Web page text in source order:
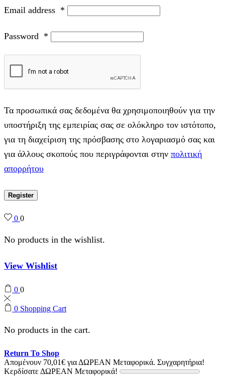
Email address *
Password *
Τα προσωπικά σας δεδομένα θα χρησιμοποιηθούν για την
υποστήριξη της εμπειρίας σας σε ολόκληρο τον ιστότοπο,
για τη διαχείριση της πρόσβασης στο λογαριασμό σας και
για άλλους σκοπούς που περιγράφονται στην πολιτική
απορρήτου
Register
0 0
No products in the wishlist.
View Wishlist
0 0
0 Shopping Cart
No products in the cart.
Return To Shop
Απομένουν 70,01€ για ΔΩΡΕΑΝ Μεταφορικά. Συγχαρητήρια!
Κερδίσατε ΔΩΡΕΑΝ Μεταφορικά!